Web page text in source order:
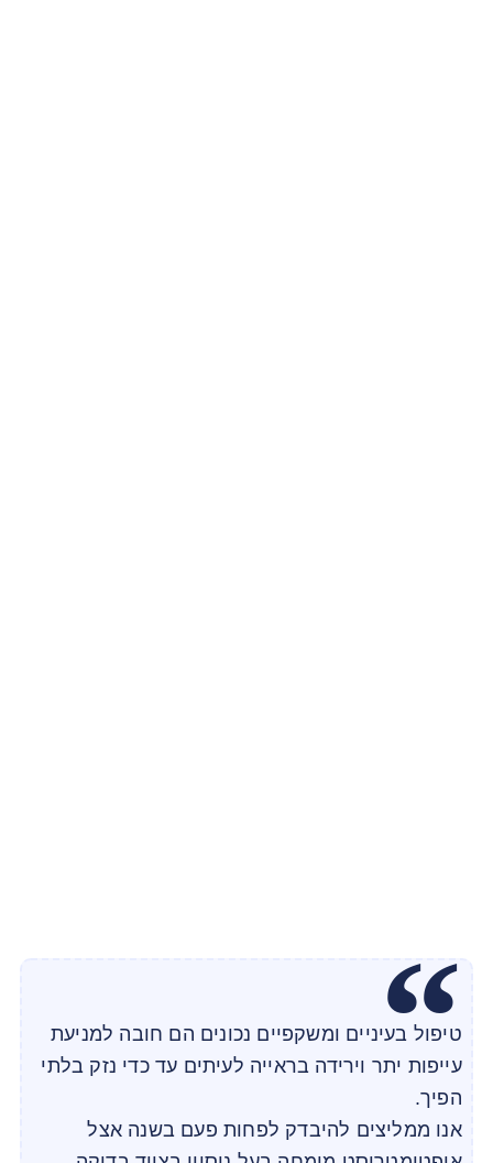
טיפול בעיניים ומשקפיים נכונים הם חובה למניעת
עייפות יתר וירידה בראייה לעיתים עד כדי נזק בלתי
הפיך.
אנו ממליצים להיבדק לפחות פעם בשנה אצל